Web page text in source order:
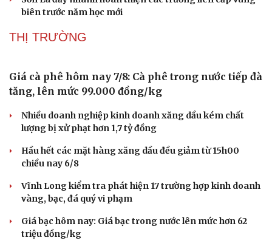
Sức khỏe
Dinh dưỡng - món ngon
Cây thuốc
Sản phụ khoa
Nam khoa
Làm đẹp - giảm cân
Ăn sạch sống khỏe
Đời sống
Nhà đẹp
Blog
Tình yêu - Gia đình
nhận "Thôn số"
không rõ nguồn gốc
Xác minh làm rõ video bảo mẫu đánh, bắn dây thun vào
Sơn La đẩy nhanh hoàn thiện các trường liên cấp vùng
THỊ TRƯỜNG
Giá cà phê hôm nay 7/8: Cà phê trong nước tiếp đà
tăng, lên mức 99.000 đồng/kg